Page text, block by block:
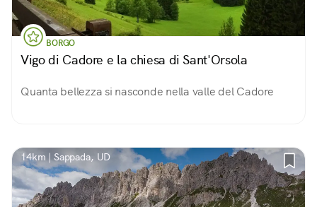
BORGO
Vigo di Cadore e la chiesa di Sant'Orsola
Quanta bellezza si nasconde nella valle del Cadore
14km | Sappada, UD